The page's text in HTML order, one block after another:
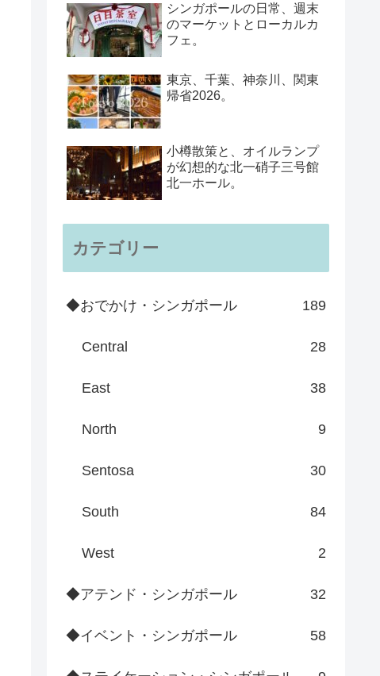
シンガポールの日常、週末
のマーケットとローカルカ
フェ。
東京、千葉、神奈川、関東
帰省2026。
小樽散策と、オイルランプ
が幻想的な北一硝子三号館
北一ホール。
カテゴリー
◆おでかけ・シンガポール 189
Central 28
East 38
North 9
Sentosa 30
South 84
West 2
◆アテンド・シンガポール 32
◆イベント・シンガポール 58